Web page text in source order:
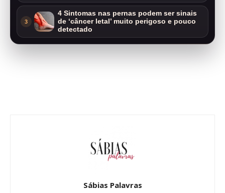
3
4 Sintomas nas pernas podem ser sinais
de ‘câncer letal’ muito perigoso e pouco
detectado
Sábias Palavras